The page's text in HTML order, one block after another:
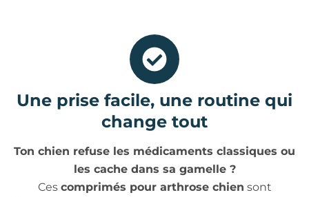
Une prise facile, une routine qui
change tout
Ton chien refuse les médicaments classiques ou
les cache dans sa gamelle ?
Ces comprimés pour arthrose chien sont